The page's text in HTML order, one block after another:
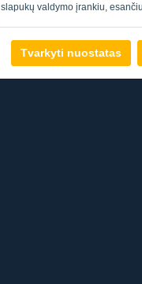
slapukų valdymo įrankiu,
Tvarkyti nuostatas